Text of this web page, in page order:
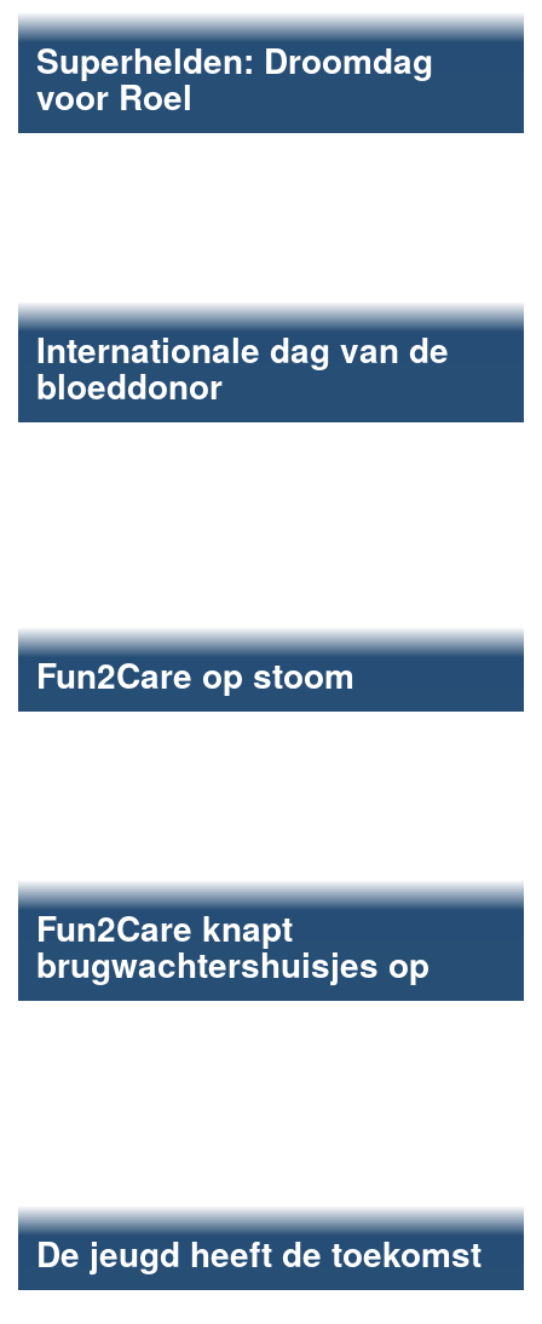
Superhelden: Droomdag
voor Roel
Onze stichting Fun2Care bracht de dromen van Roel
Internationale dag van de
bloeddonor
Fun2Care laat je bloed sneller stromen.
Fun2Care op stoom
Drie goededoelenacties vanuit Fun2Care.
Fun2Care knapt
brugwachtershuisjes op
Ontmoetingsplekken in 's-Hertogenbosch weer fris en
De jeugd heeft de toekomst
Scholieren van twee Bossche vo-scholen liepen een